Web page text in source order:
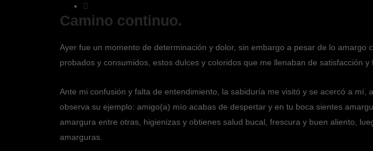
Camino continuo.
Ayer fue un momento de determinación y dolor, sin embargo a pesar de lo
probados y consumidos, estos dulces y coloridos que me llenaban de satisfacción
Ante mi confusión y falta de entendimiento, la sabiduría me visitó y se acercó a
observa su ejemplo: amigo(a) mío acabas de despertar y en tu boca sientes
amargura entre otras, higienizas y obtienes salud bucal, frescura y buen aliento,
amarguras.